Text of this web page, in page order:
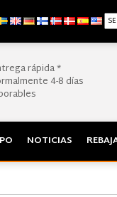
rápida *
4-8 días
NOTICIAS